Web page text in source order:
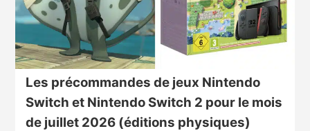
Les précommandes de jeux Nintendo
Switch et Nintendo Switch 2 pour le mois
de juillet 2026 (éditions physiques)